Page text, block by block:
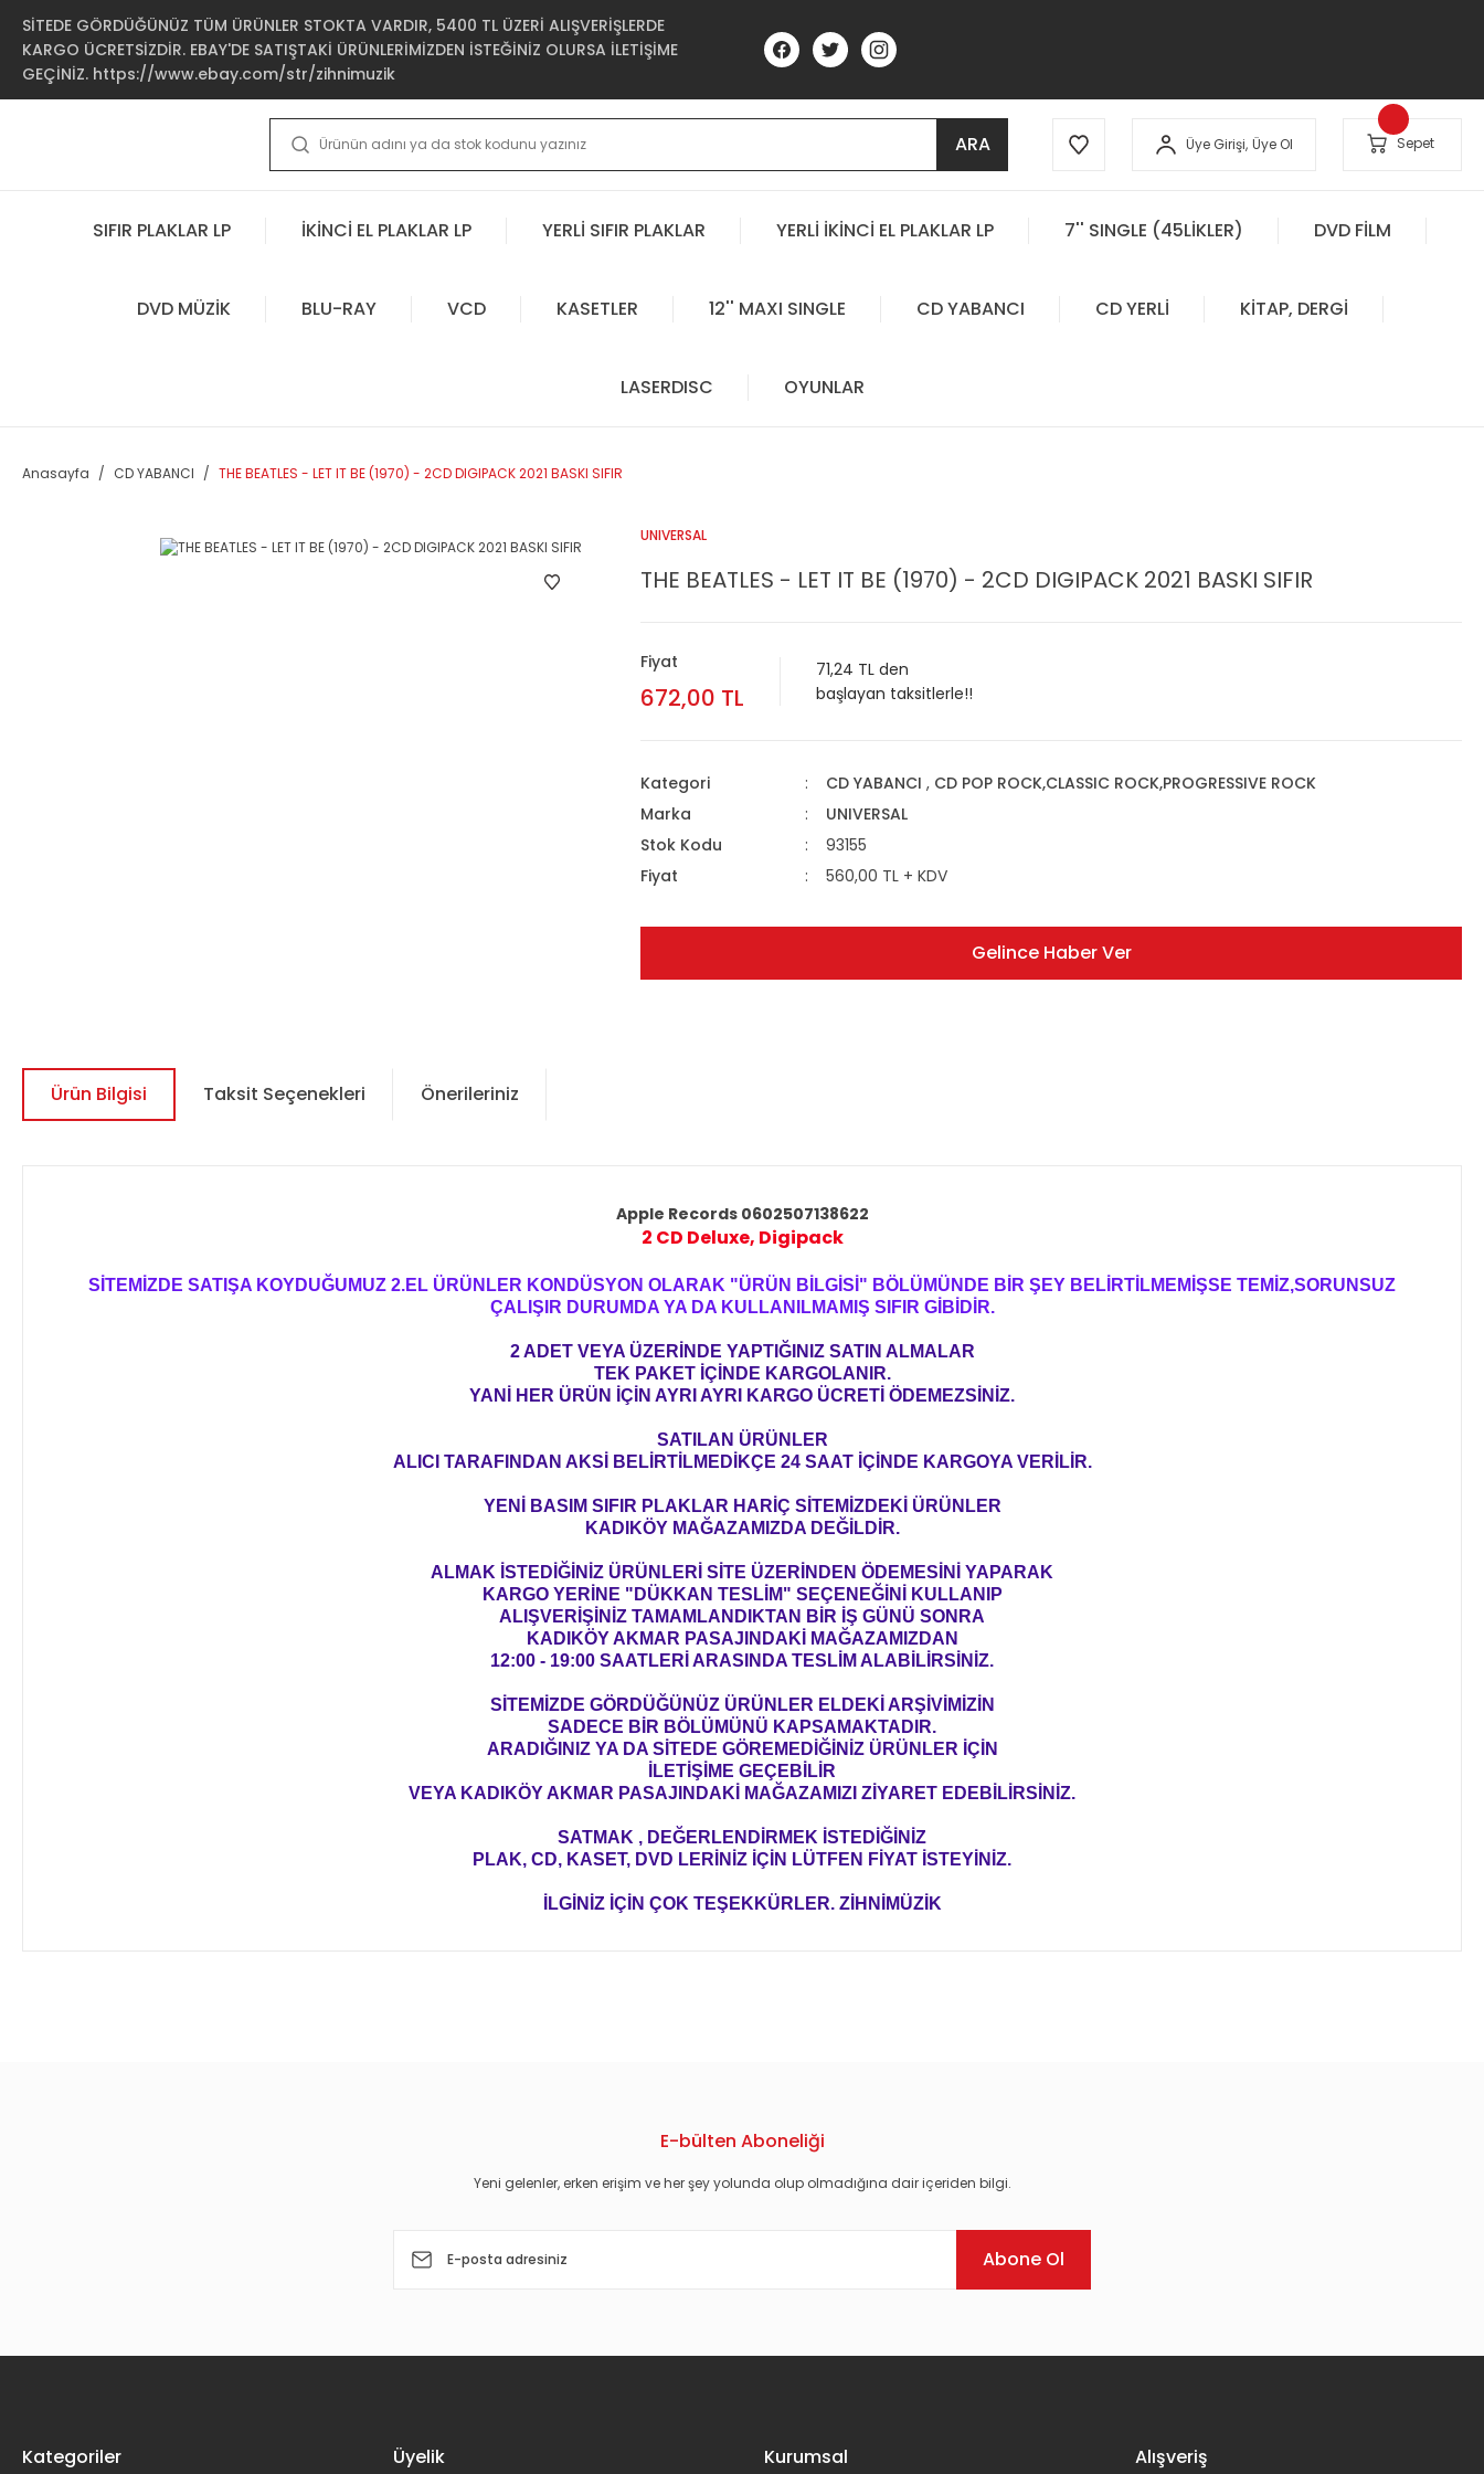
SİTEDE GÖRDÜĞÜNÜZ TÜM ÜRÜNLER STOKTA VARDIR, 5400 TL ÜZERİ ALIŞVERİŞLERDE
KARGO ÜCRETSİZDİR. EBAY'DE SATIŞTAKİ ÜRÜNLERİMİZDEN İSTEĞİNİZ OLURSA İLETİŞİME
GEÇİNİZ. https://www.ebay.com/str/zihnimuzik
ARA Üye Girişi, Üye Ol Sepet
SIFIR PLAKLAR LP İKİNCİ EL PLAKLAR LP YERLİ SIFIR PLAKLAR YERLİ İKİNCİ EL PLAKLAR LP 7'' SINGLE (45LİKLER) DVD FİLM
DVD MÜZİK BLU-RAY VCD KASETLER 12'' MAXI SINGLE CD YABANCI CD YERLİ KİTAP, DERGİ
LASERDISC OYUNLAR
Anasayfa CD YABANCI THE BEATLES - LET IT BE (1970) - 2CD DIGIPACK 2021 BASKI SIFIR
UNIVERSAL
THE BEATLES - LET IT BE (1970) - 2CD DIGIPACK 2021 BASKI SIFIR
Fiyat
672,00 TL
71,24 TL den
başlayan taksitlerle!!
Kategori CD YABANCI , CD POP ROCK,CLASSIC ROCK,PROGRESSIVE ROCK
Marka
UNIVERSAL
Stok Kodu
93155
Fiyat
560,00 TL + KDV
Gelince Haber Ver
Ürün Bilgisi Taksit Seçenekleri Önerileriniz
Apple Records 0602507138622
2 CD Deluxe, Digipack
SİTEMİZDE SATIŞA KOYDUĞUMUZ 2.EL ÜRÜNLER KONDÜSYON OLARAK "ÜRÜN BİLGİSİ" BÖLÜMÜNDE BİR ŞEY BELİRTİLMEMİŞSE TEMİZ,SORUNSUZ
ÇALIŞIR DURUMDA YA DA KULLANILMAMIŞ SIFIR GİBİDİR.
2 ADET VEYA ÜZERİNDE YAPTIĞINIZ SATIN ALMALAR
TEK PAKET İÇİNDE KARGOLANIR.
YANİ HER ÜRÜN İÇİN AYRI AYRI KARGO ÜCRETİ ÖDEMEZSİNİZ.
SATILAN ÜRÜNLER
ALICI TARAFINDAN AKSİ BELİRTİLMEDİKÇE 24 SAAT İÇİNDE KARGOYA VERİLİR.
YENİ BASIM SIFIR PLAKLAR HARİÇ SİTEMİZDEKİ ÜRÜNLER
KADIKÖY MAĞAZAMIZDA DEĞİLDİR.
ALMAK İSTEDİĞİNİZ ÜRÜNLERİ SİTE ÜZERİNDEN ÖDEMESİNİ YAPARAK
KARGO YERİNE "DÜKKAN TESLİM" SEÇENEĞİNİ KULLANIP
ALIŞVERİŞİNİZ TAMAMLANDIKTAN BİR İŞ GÜNÜ SONRA
KADIKÖY AKMAR PASAJINDAKİ MAĞAZAMIZDAN
12:00 - 19:00 SAATLERİ ARASINDA TESLİM ALABİLİRSİNİZ.
SİTEMİZDE GÖRDÜĞÜNÜZ ÜRÜNLER ELDEKİ ARŞİVİMİZİN
SADECE BİR BÖLÜMÜNÜ KAPSAMAKTADIR.
ARADIĞINIZ YA DA SİTEDE GÖREMEDİĞİNİZ ÜRÜNLER İÇİN
İLETİŞİME GEÇEBİLİR
VEYA KADIKÖY AKMAR PASAJINDAKİ MAĞAZAMIZI ZİYARET EDEBİLİRSİNİZ.
SATMAK , DEĞERLENDİRMEK İSTEDİĞİNİZ
PLAK, CD, KASET, DVD LERİNİZ İÇİN LÜTFEN FİYAT İSTEYİNİZ.
İLGİNİZ İÇİN ÇOK TEŞEKKÜRLER. ZİHNİMÜZİK
E-bülten Aboneliği
Yeni gelenler, erken erişim ve her şey yolunda olup olmadığına dair içeriden bilgi.
Abone Ol
Kategoriler Üyelik Kurumsal Alışveriş